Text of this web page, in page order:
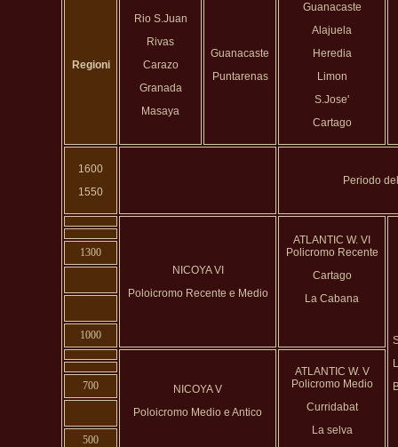
Regioni
Rio S.Juan
Rivas
Carazo
Granada
Masaya
Guanacaste
Puntarenas
Guanacaste
Alajuela
Heredia
Limon
S.Jose'
Cartago
1600
1550
Periodo
NICOYA VI
Poloicromo Recente e Medio
ATLANTIC W. VI
Policromo Recente
Cartago
La Cabana
1300
1000
NICOYA V
Poloicromo Medio e Antico
ATLANTIC W. V
Policromo Medio
Curridabat
La selva
700
500